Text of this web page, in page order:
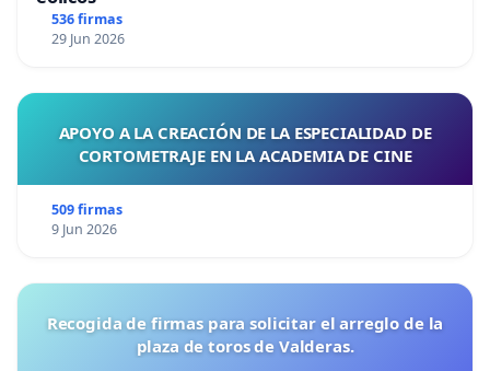
536 firmas
29 Jun 2026
APOYO A LA CREACIÓN DE LA ESPECIALIDAD DE
CORTOMETRAJE EN LA ACADEMIA DE CINE
509 firmas
9 Jun 2026
Recogida de firmas para solicitar el arreglo de la
plaza de toros de Valderas.